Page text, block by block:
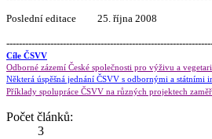
Poslední editace 25. října 2008
Cíle ČSVV
Odborné zázemí České společnosti pro výživu a
Některá úspěšná jednání ČSVV s odbornými a státními
Příklady spolupráce ČSVV na různých projektech
Počet článků:
3